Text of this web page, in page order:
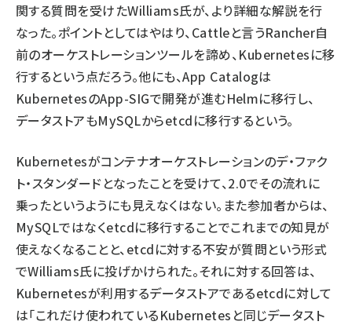
関する質問を受けたWilliams氏が、より詳細な解説を行
なった。ポイントとしてはやはり、Cattleと言うRancher自
前のオーケストレーションツールを諦め、Kubernetesに移
行するという点だろう。他にも、App Catalogは
KubernetesのApp-SIGで開発が進むHelmに移行し、
データストアもMySQLからetcdに移行するという。
Kubernetesがコンテナオーケストレーションのデ・ファク
ト・スタンダードとなったことを受けて、2.0でその流れに
乗ったというようにも見えなくはない。また参加者からは、
MySQLではなくetcdに移行することでこれまでの知見が
使えなくなることと、etcdに対する不安が質問という形式
でWilliams氏に投げかけられた。それに対する回答は、
Kubernetesが利用するデータストアであるetcdに対して
は「これだけ使われているKubernetesと同じデータスト